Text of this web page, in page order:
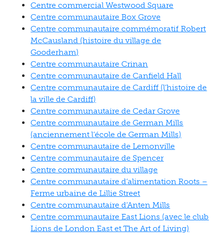
Centre commercial Westwood Square
Centre communautaire Box Grove
Centre communautaire commémoratif Robert
McCausland (histoire du village de
Gooderham)
Centre communautaire Crinan
Centre communautaire de Canfield Hall
Centre communautaire de Cardiff (l'histoire de
la ville de Cardiff)
Centre communautaire de Cedar Grove
Centre communautaire de German Mills
(anciennement l’école de German Mills)
Centre communautaire de Lemonville
Centre communautaire de Spencer
Centre communautaire du village
Centre communautaire d’alimentation Roots –
Ferme urbaine de Lillie Street
Centre communautaire d’Anten Mills
Centre communautaire East Lions (avec le club
Lions de London East et The Art of Living)